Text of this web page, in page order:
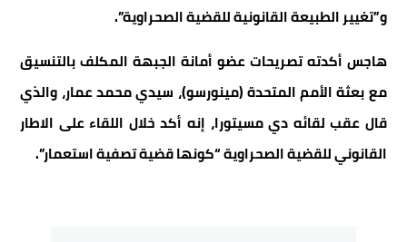
و”تغيير الطبيعة القانونية للقضية الصحراوية”.
هاجس أكدته تصريحات عضو أمانة الجبهة المكلف بالتنسيق
مع بعثة الأمم المتحدة (مينورسو)، سيدي محمد عمار، والذي
قال عقب لقائه دي مسيتورا، إنه أكد خلال اللقاء على الاطار
القانوني للقضية الصحراوية “كونها قضية تصفية استعمار”.